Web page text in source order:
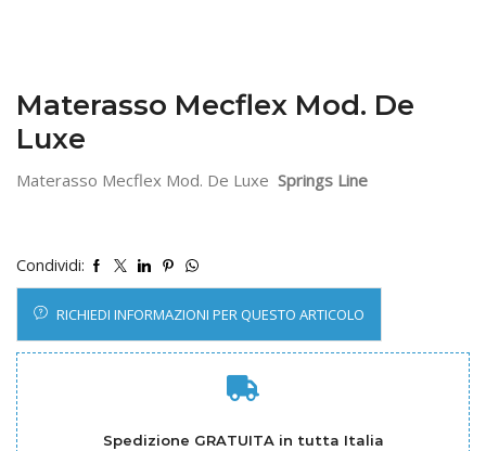
Materasso Mecflex Mod. De
Luxe
Materasso Mecflex Mod. De Luxe Springs Line
Condividi:
RICHIEDI INFORMAZIONI PER QUESTO ARTICOLO
Spedizione GRATUITA in tutta Italia